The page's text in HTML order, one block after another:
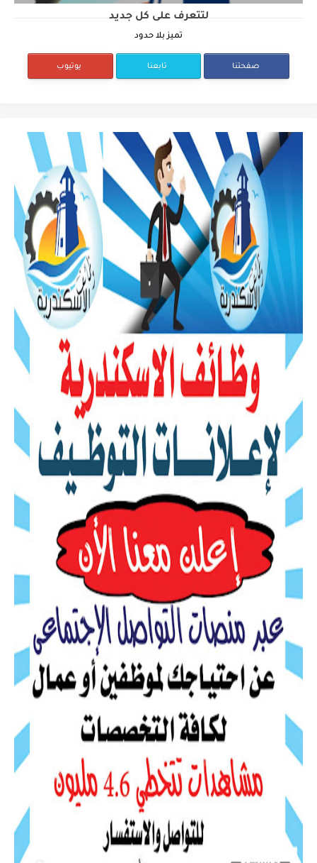
لتتعرف على كل جديد
تميز بلا حدود
صفحتنا تابعنا يوتيوب